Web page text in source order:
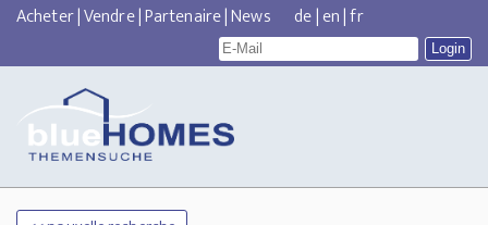
Acheter|Vendre|Partenaire|News de|en|fr